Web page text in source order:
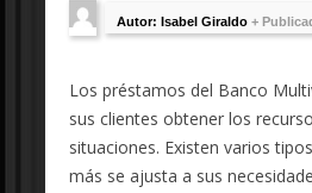
Autor: Isabel Giraldo +
Los préstamos del Banco
sus clientes obtener los
situaciones. Existen varios
más se ajusta a sus